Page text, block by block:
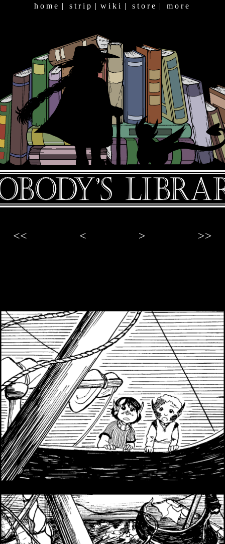
h o m e | s t r i p | w i k i | s t o r e | m o r e
<< < > >>